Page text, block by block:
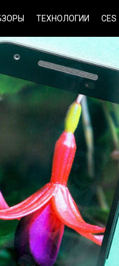
ТЕХНОЛОГИИ CES